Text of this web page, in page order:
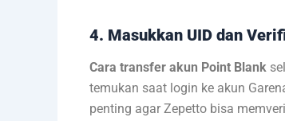
4. Masukkan UID dan
Cara transfer akun Point Blank
temukan saat login ke akun
penting agar Zepetto bisa